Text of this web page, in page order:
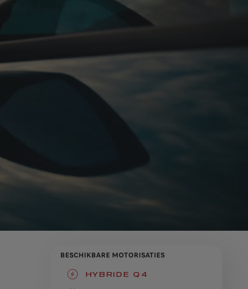
BESCHIKBARE MOTORISATIES
HYBRIDE Q4